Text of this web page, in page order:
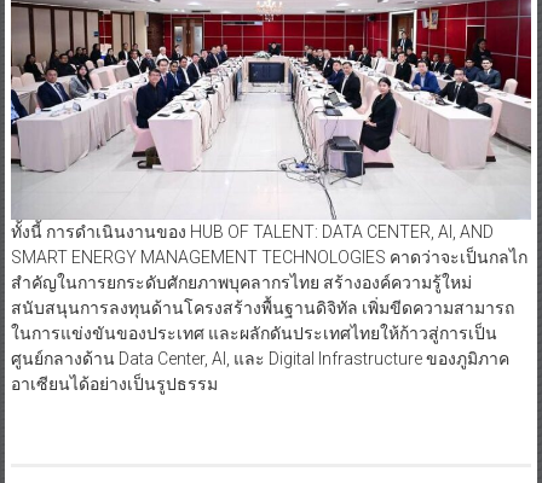
ทั้งนี้ การดำเนินงานของ HUB OF TALENT: DATA CENTER, AI, AND
SMART ENERGY MANAGEMENT TECHNOLOGIES คาดว่าจะเป็นกลไก
สำคัญในการยกระดับศักยภาพบุคลากรไทย สร้างองค์ความรู้ใหม่
สนับสนุนการลงทุนด้านโครงสร้างพื้นฐานดิจิทัล เพิ่มขีดความสามารถ
ในการแข่งขันของประเทศ และผลักดันประเทศไทยให้ก้าวสู่การเป็น
ศูนย์กลางด้าน Data Center, AI, และ Digital Infrastructure ของภูมิภาค
อาเซียนได้อย่างเป็นรูปธรรม